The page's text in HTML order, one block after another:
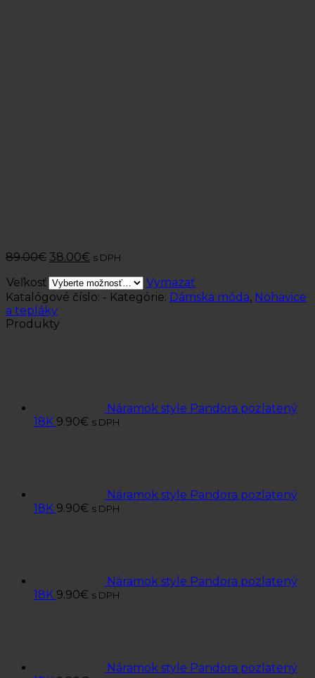
89.00€ 38.00€ s DPH
Veľkosť
Vymazať
Katalógové číslo: - Kategórie: Dámska móda, Nohavice
a tepláky
Produkty
Náramok style Pandora pozlatený
18K 9.90€ s DPH
Náramok style Pandora pozlatený
18K 9.90€ s DPH
Náramok style Pandora pozlatený
18K 9.90€ s DPH
Náramok style Pandora pozlatený